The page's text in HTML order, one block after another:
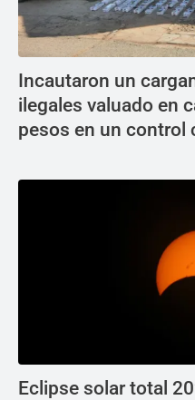
Incautaron un
ilegales valuado en
pesos en un control
Eclipse solar total